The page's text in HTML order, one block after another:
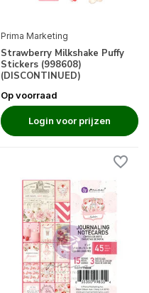
Prima Marketing
Strawberry Milkshake Puffy
Stickers (998608)
(DISCONTINUED)
Op voorraad
Login voor prijzen